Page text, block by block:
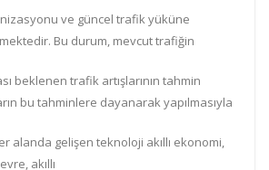
ve güncel trafik yüküne
Bu durum, mevcut trafiğin
beklenen trafik artışlarının tahmin
bu tahminlere dayanarak yapılmasıyla
alanda gelişen teknoloji akıllı ekonomi,
akıllı